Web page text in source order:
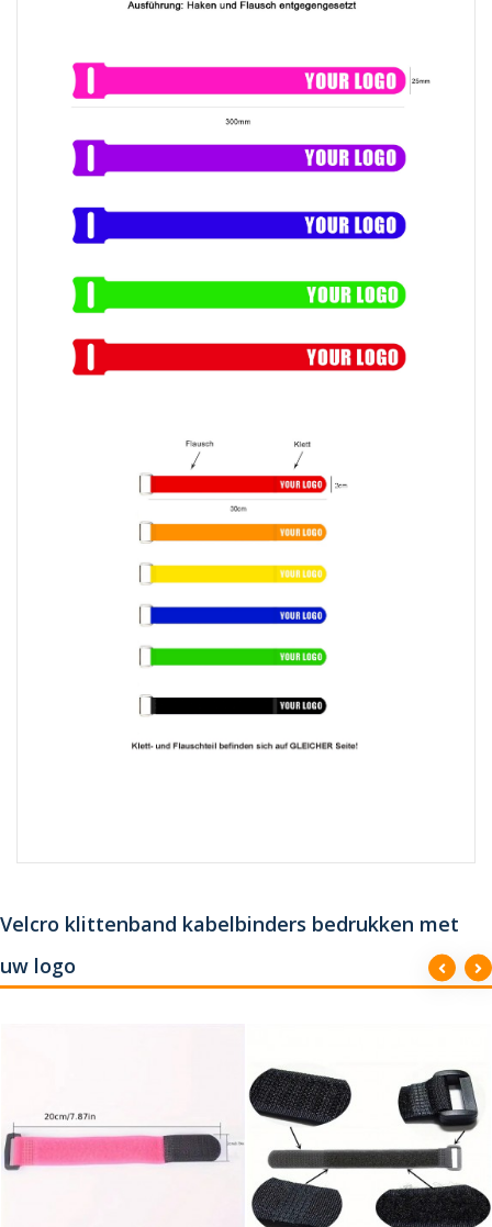
Velcro klittenband kabelbinders bedrukken met
uw logo